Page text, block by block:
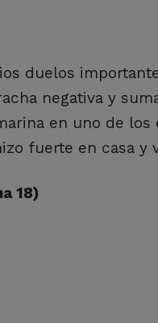
duelos
negativa y
en uno de
fuerte en casa y
18)